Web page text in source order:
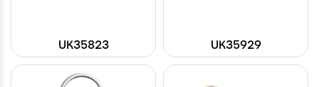
UK35929
UK35823